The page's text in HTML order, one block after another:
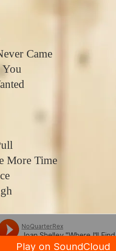
Came
More Time